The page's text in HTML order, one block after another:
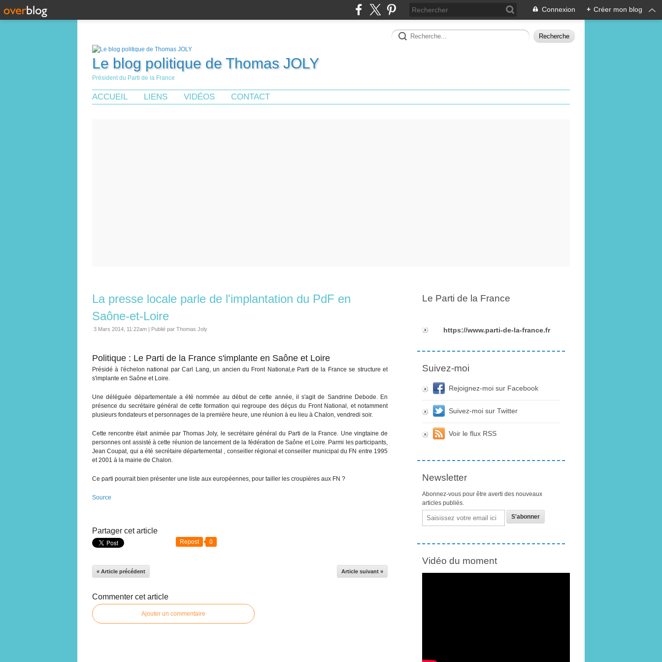
Connexion + Créer mon blog
Le blog politique de Thomas JOLY
Président du Parti de la France
ACCUEIL LIENS VIDÉOS CONTACT
La presse locale parle de l'implantation du PdF en
Saône-et-Loire
3 Mars 2014, 11:22am | Publié par Thomas Joly
Politique : Le Parti de la France s'implante en Saône et Loire
Présidé à l'échelon national par Carl Lang, un ancien du Front National,e Parti de la France se structure et
s'implante en Saône et Loire.
Une déléguée départementale a été nommée au début de cette année, il s'agit de Sandrine Debode. En
présence du secrétaire général de cette formation qui regroupe des déçus du Front National, et notamment
plusieurs fondateurs et personnages de la première heure, une réunion à eu lieu à Chalon, vendredi soir.
Cette rencontre était animée par Thomas Joly, le secrétaire général du Parti de la France. Une vingtaine de
personnes ont assisté à cette réunion de lancement de la fédération de Saône et Loire. Parmi les participants,
Jean Coupat, qui a été secrétaire départemental , conseiller régional et conseiller municipal du FN entre 1995
et 2001 à la mairie de Chalon.
Ce parti pourrait bien présenter une liste aux européennes, pour tailler les croupières aux FN ?
Source
Partager cet article
Repost 0
« Article précédent Article suivant »
Commenter cet article
Ajouter un commentaire
Le Parti de la France
https://www.parti-de-la-france.fr
Suivez-moi
Rejoignez-moi sur Facebook
Suivez-moi sur Twitter
Voir le flux RSS
Newsletter
Abonnez-vous pour être averti des nouveaux
articles publiés.
Email
Vidéo du moment